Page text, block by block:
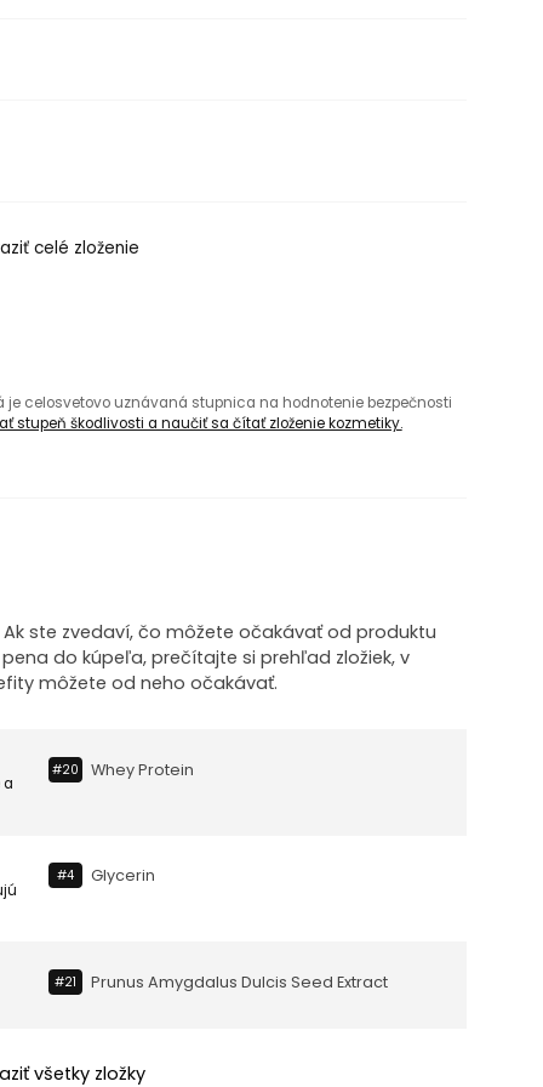
celé zloženie
je celosvetovo uznávaná stupnica na hodnotenie bezpečnosti
stupeň škodlivosti a naučiť sa čítať zloženie kozmetiky.
ste zvedaví, čo môžete očakávať od produktu
do kúpeľa, prečítajte si prehľad zložiek, v
môžete od neho očakávať.
a
#20 Whey Protein
#4 Glycerin
#21 Prunus Amygdalus Dulcis Seed Extract
všetky zložky